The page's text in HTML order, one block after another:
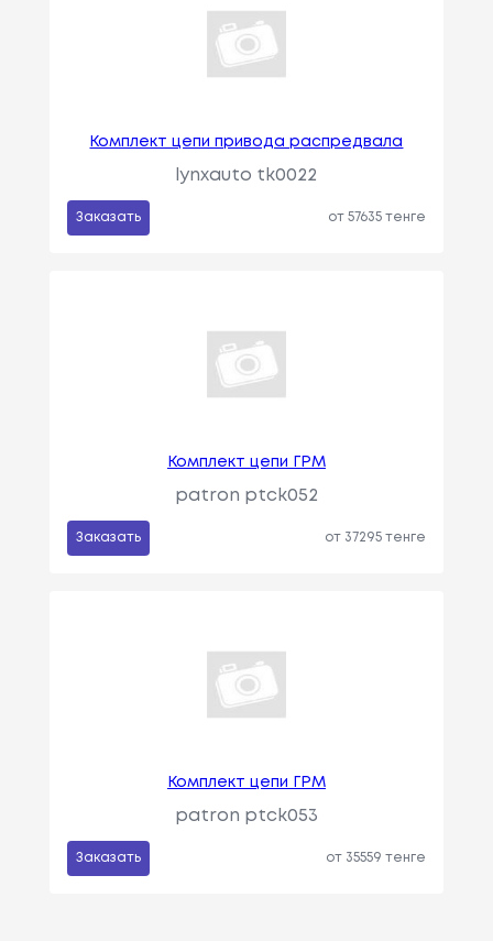
Комплект цепи привода распредвала
lynxauto tk0022
Заказать от 57635 тенге
Комплект цепи ГРМ
patron ptck052
Заказать от 37295 тенге
Комплект цепи ГРМ
patron ptck053
Заказать от 35559 тенге